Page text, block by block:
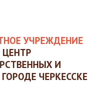
УЧРЕЖДЕНИЕ
И
ЧЕРКЕССКЕ